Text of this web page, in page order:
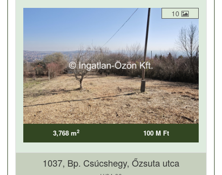
10
3,768 m2 100 M Ft
1037, Bp. Csúcshegy, Őzsuta utca